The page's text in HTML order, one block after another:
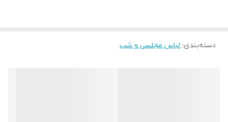
دسته‌بندی: لباس مجلسی و شب